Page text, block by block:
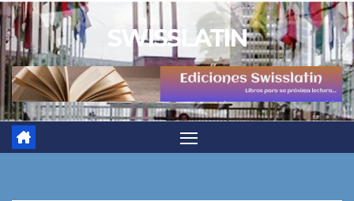
Saltar
al
contenido
SWISSLATIN